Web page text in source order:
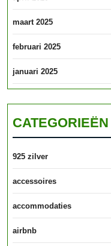
maart 2025
februari 2025
januari 2025
CATEGORIEËN
925 zilver
accessoires
accommodaties
airbnb